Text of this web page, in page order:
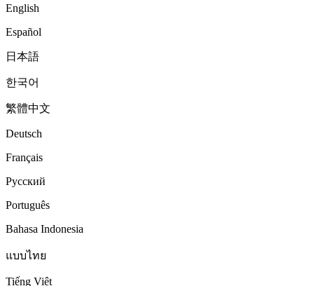
English
Español
日本語
한국어
繁體中文
Deutsch
Français
Русский
Português
Bahasa Indonesia
แบบไทย
Tiếng Việt